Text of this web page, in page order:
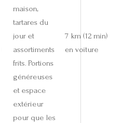
maison,
tartares du
jour et
assortiments
frits. Portions
généreuses
et espace
extérieur
pour que les
7 km (12 min)
en voiture